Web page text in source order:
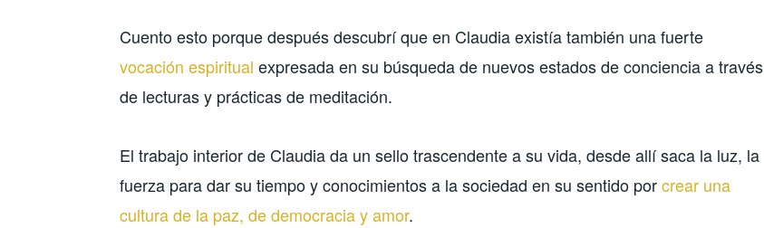
Cuento esto porque después descubrí que en Claudia existía también una fuerte
vocación espiritual expresada en su búsqueda de nuevos estados de conciencia a través
de lecturas y prácticas de meditación.
El trabajo interior de Claudia da un sello trascendente a su vida, desde allí saca la luz, la
fuerza para dar su tiempo y conocimientos a la sociedad en su sentido porcrear una
cultura de la paz, de democracia y amor.